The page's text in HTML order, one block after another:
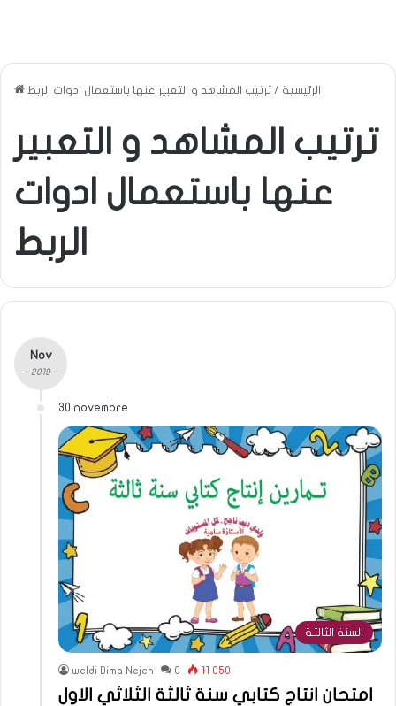
الرئيسية / ترتيب المشاهد و التعبير عنها باستعمال ادوات الربط
ترتيب المشاهد و التعبير
عنها باستعمال ادوات
الربط
Nov
- 2019 -
30 novembre
السنة الثالثة
weldi Dima Nejeh 0 11 050
امتحان انتاج كتابي سنة ثالثة الثلاثي الاول